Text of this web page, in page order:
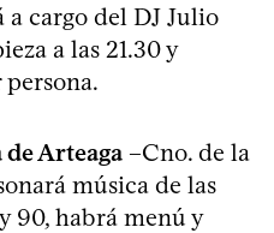
cargo del DJ Julio
a las 21.30 y
persona.
Arteaga –Cno. de la
música de las
90, habrá menú y